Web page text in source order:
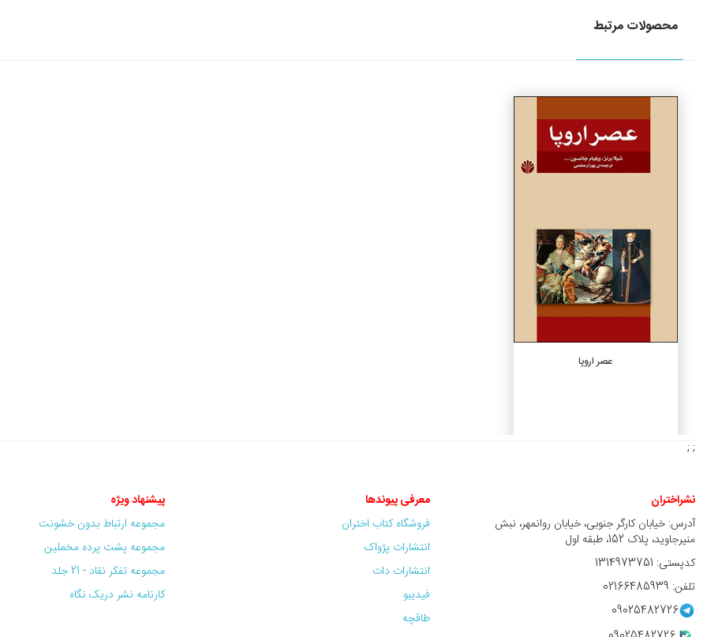
محصولات مرتبط
افزودن به سبد خرید
عصر اروپا
; ;
نشراختران
آدرس: خیابان کارگر جنوبی، خیابان روانمهر، نبش
منیرجاوید، پلاک 152، طبقه اول
کدپستی: 1314973751
تلفن: 02166485939
09025482726
معرفی پیوندها
فروشگاه کتاب اختران
انتشارات پژواک
انتشارات دات
فیدیبو
طاقچه
پیشنهاد ویژه
مجموعه ارتباط بدون خشونت
مجموعه پشت پرده مخملین
مجموعه تفکر نقاد - 21 جلد
کارنامه نشر دریک نگاه